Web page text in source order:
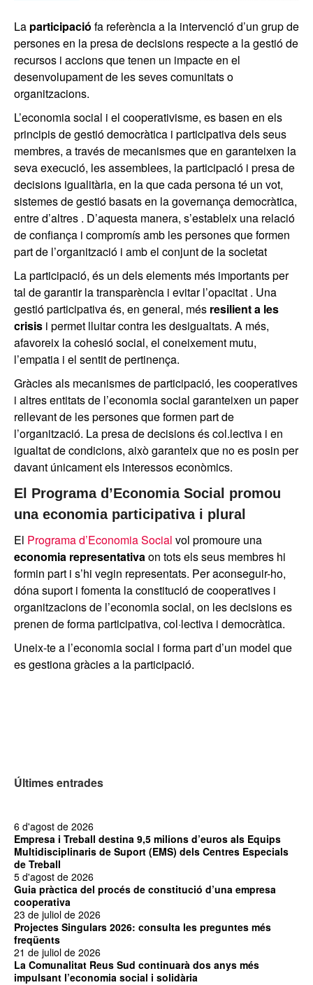
La participació fa referència a la intervenció d’un grup de
persones en la presa de decisions respecte a la gestió de
recursos i accions que tenen un impacte en el
desenvolupament de les seves comunitats o
organitzacions.
L’economia social i el cooperativisme, es basen en els
principis de gestió democràtica i participativa dels seus
membres, a través de mecanismes que en garanteixen la
seva execució, les assemblees, la participació i presa de
decisions igualitària, en la que cada persona té un vot,
sistemes de gestió basats en la governança democràtica,
entre d’altres . D’aquesta manera, s’estableix una relació
de confiança i compromís amb les persones que formen
part de l’organització i amb el conjunt de la societat
La participació, és un dels elements més importants per
tal de garantir la transparència i evitar l’opacitat . Una
gestió participativa és, en general, més resilient a les
crisis i permet lluitar contra les desigualtats. A més,
afavoreix la cohesió social, el coneixement mutu,
l’empatia i el sentit de pertinença.
Gràcies als mecanismes de participació, les cooperatives
i altres entitats de l’economia social garanteixen un paper
rellevant de les persones que formen part de
l’organització. La presa de decisions és col.lectiva i en
igualtat de condicions, això garanteix que no es posin per
davant únicament els interessos econòmics.
El Programa d’Economia Social promou
una economia participativa i plural
El Programa d’Economia Social vol promoure una
economia representativa on tots els seus membres hi
formin part i s’hi vegin representats. Per aconseguir-ho,
dóna suport i fomenta la constitució de cooperatives i
organitzacions de l’economia social, on les decisions es
prenen de forma participativa, col·lectiva i democràtica.
Uneix-te a l’economia social i forma part d’un model que
es gestiona gràcies a la participació.
Últimes entrades
Empresa i Treball destina 9,5 milions d’euros als Equips
Multidisciplinaris de Suport (EMS) dels Centres Especials
de Treball
6 d'agost de 2026
Guia pràctica del procés de constitució d’una empresa
cooperativa
5 d'agost de 2026
Projectes Singulars 2026: consulta les preguntes més
freqüents
23 de juliol de 2026
La Comunalitat Reus Sud continuarà dos anys més
impulsant l’economia social i solidària
21 de juliol de 2026